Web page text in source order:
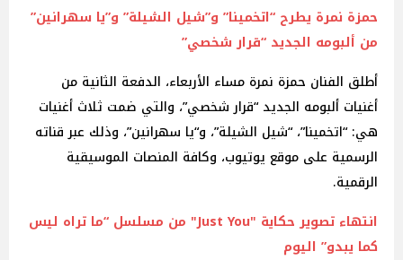
حمزة نمرة يطرح “اتخمينا” و”شيل الشيلة” و”يا سهرانين”
من ألبومه الجديد “قرار شخصي”
أطلق الفنان حمزة نمرة مساء الأربعاء، الدفعة الثانية من
أغنيات ألبومه الجديد “قرار شخصي”، والتي ضمت ثلاث أغنيات
هي: “اتخمينا”، “شيل الشيلة”، و“يا سهرانين”، وذلك عبر قناته
الرسمية على موقع يوتيوب، وكافة المنصات الموسيقية
الرقمية.
انتهاء تصوير حكاية "Just You" من مسلسل “ما تراه ليس
كما يبدو” اليوم ‎